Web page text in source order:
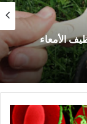
الأمعاء